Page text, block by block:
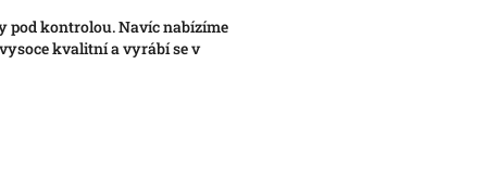
pod kontrolou. Navíc nabízíme
kvalitní a vyrábí se v